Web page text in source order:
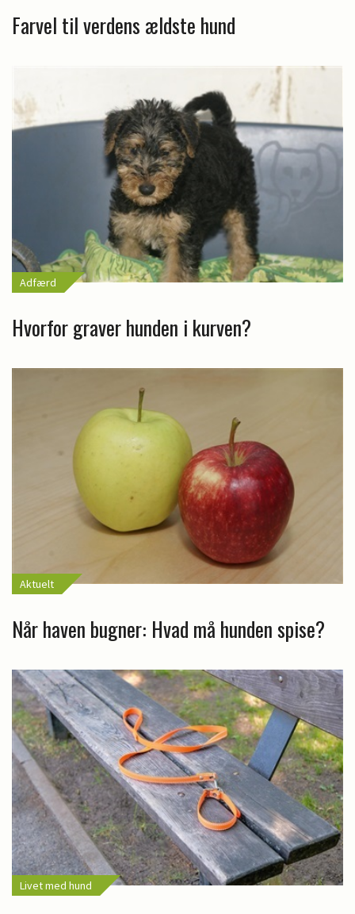
Farvel til verdens ældste hund
Adfærd
Hvorfor graver hunden i kurven?
Aktuelt
Når haven bugner: Hvad må hunden spise?
Livet med hund